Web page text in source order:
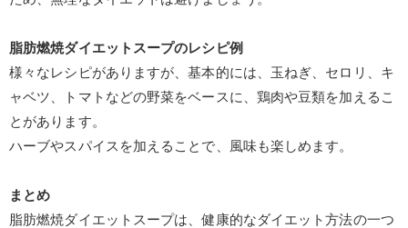
脂肪燃焼ダイエットスープのレシピ例
様々なレシピがありますが、基本的には、玉ねぎ、セロリ、キ
ャベツ、トマトなどの野菜をベースに、鶏肉や豆類を加えるこ
とがあります。
ハーブやスパイスを加えることで、風味も楽しめます。
まとめ
脂肪燃焼ダイエットスープは、健康的なダイエット方法の一つ